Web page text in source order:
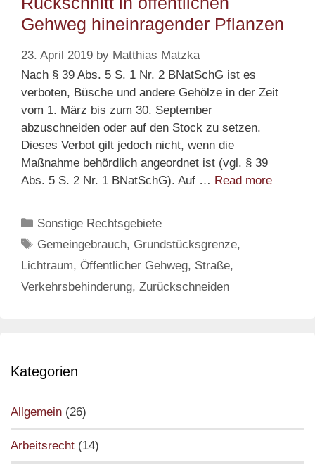
Gehweg hineinragender Pflanzen
23. April 2019 by Matthias Matzka
Nach § 39 Abs. 5 S. 1 Nr. 2 BNatSchG ist es
verboten, Büsche und andere Gehölze in der Zeit
vom 1. März bis zum 30. September
abzuschneiden oder auf den Stock zu setzen.
Dieses Verbot gilt jedoch nicht, wenn die
Maßnahme behördlich angeordnet ist (vgl. § 39
Abs. 5 S. 2 Nr. 1 BNatSchG). Auf … Read more
Categories
Sonstige Rechtsgebiete
Tags
Gemeingebrauch, Grundstücksgrenze,
Lichtraum, Öffentlicher Gehweg, Straße,
Verkehrsbehinderung, Zurückschneiden
Kategorien
Allgemein (26)
Arbeitsrecht (14)